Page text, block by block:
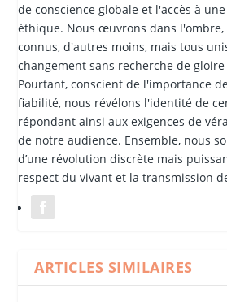
de conscience globale et l'accès à
éthique. Nous œuvrons dans
connus, d'autres moins, mais tous
changement sans recherche de
Pourtant, conscient de l'importance
fiabilité, nous révélons l'identité de
répondant ainsi aux exigences de
de notre audience. Ensemble, nous
d’une révolution discrète mais
respect du vivant et la transmission
ARTICLES SIMILAIRES